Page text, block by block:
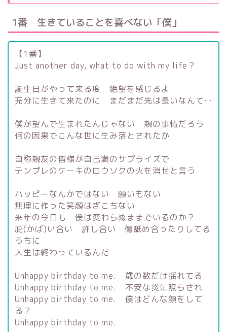
1番 生きていることを喜べない「僕」
【1番】
Just another day, what to do with my life？
誕生日がやって来る度 絶望を感じるよ
充分に生きて来たのに まだまだ先は長いなんて…
僕が望んで生まれたんじゃない 親の事情だろう
何の因果でこんな世に生み落とされたか
自称親友の皆様が自己満のサプライズで
テンプレのケーキのロウソクの火を消せと言う
ハッピーなんかではない 願いもない
無理に作った笑顔はぎこちない
来年の今日も 僕は変わらぬままでいるのか？
庇(かば)い合い 許し合い 傷舐め合ったりしてる
うちに
人生は終わっているんだ
Unhappy birthday to me. 歳の数だけ揺れてる
Unhappy birthday to me. 不安な炎に照らされ
Unhappy birthday to me. 僕はどんな顔をして
る？
Unhappy birthday to me.